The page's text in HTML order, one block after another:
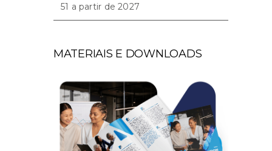
51 a partir de 2027
MATERIAIS E DOWNLOADS